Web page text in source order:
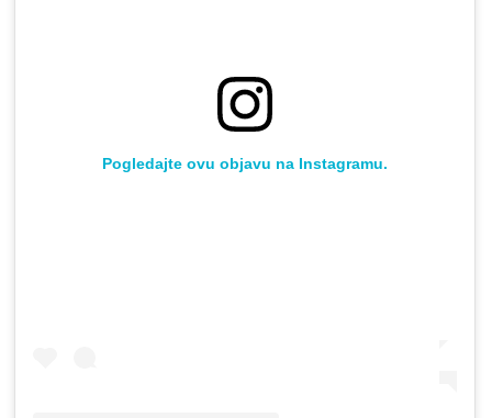
Pogledajte ovu objavu na Instagramu.